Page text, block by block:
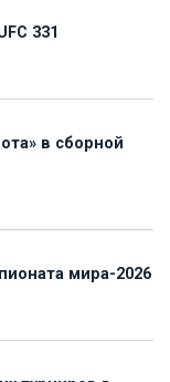
331
в сборной
мира-2026